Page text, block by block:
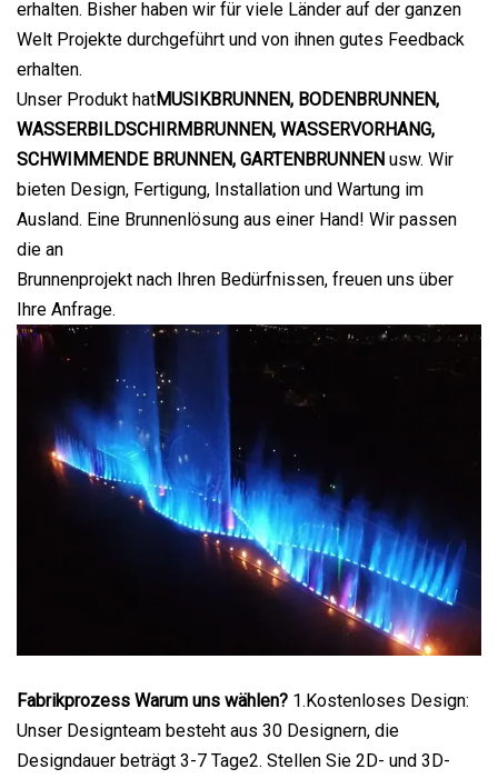
erhalten. Bisher haben wir für viele Länder auf der ganzen
Welt Projekte durchgeführt und von ihnen gutes Feedback
erhalten.
Unser Produkt hatMUSIKBRUNNEN, BODENBRUNNEN,
WASSERBILDSCHIRMBRUNNEN, WASSERVORHANG,
SCHWIMMENDE BRUNNEN, GARTENBRUNNEN usw. Wir
bieten Design, Fertigung, Installation und Wartung im
Ausland. Eine Brunnenlösung aus einer Hand! Wir passen
die an
Brunnenprojekt nach Ihren Bedürfnissen, freuen uns über
Ihre Anfrage.
Fabrikprozess Warum uns wählen? 1.Kostenloses Design:
Unser Designteam besteht aus 30 Designern, die
Designdauer beträgt 3-7 Tage2. Stellen Sie 2D- und 3D-